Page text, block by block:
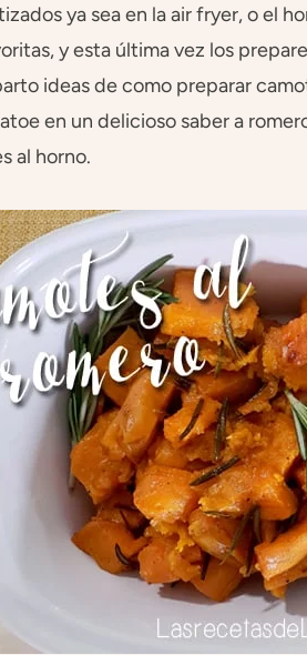
ya sea en la air fryer, o el
y esta última vez los
ideas de como preparar
en un delicioso saber a
al horno.